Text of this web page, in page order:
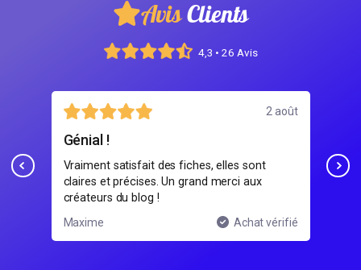
AvisClients
4,3 • 26 Avis
2 août
Génial !
Vraiment satisfait des fiches, elles sont
claires et précises. Un grand merci aux
créateurs du blog !
Maxime Achat vérifié